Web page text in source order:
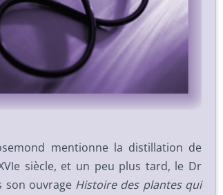
mentionne la distillation de
siècle, et un peu plus tard, le Dr
son ouvrage Histoire des plantes qui